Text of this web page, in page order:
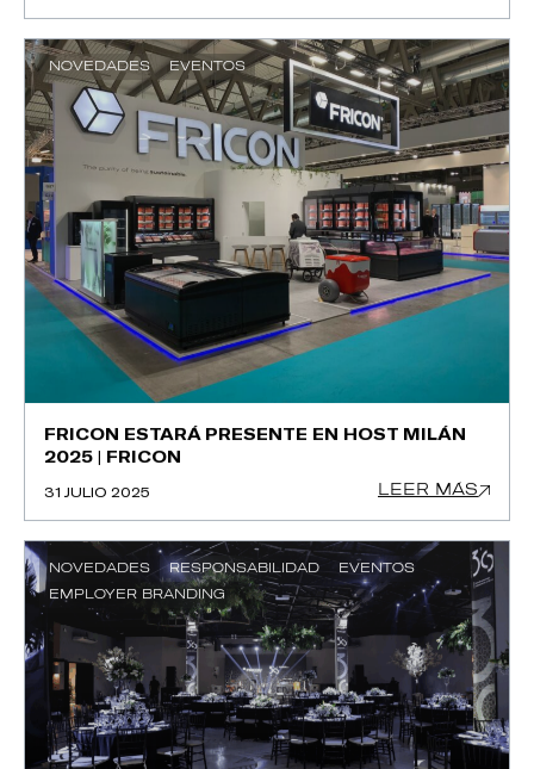
NOVEDADES EVENTOS
FRICON ESTARÁ PRESENTE EN HOST MILÁN
2025 | FRICON
31 JULIO 2025 LEER MÁS
NOVEDADES RESPONSABILIDAD
EVENTOS
EMPLOYER BRANDING